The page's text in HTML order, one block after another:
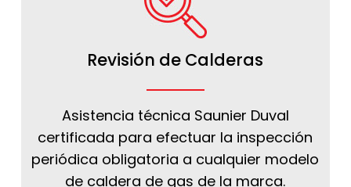
Revisión de Calderas
Asistencia técnica Saunier Duval
certificada para efectuar la inspección
periódica obligatoria a cualquier modelo
de caldera de gas de la marca.